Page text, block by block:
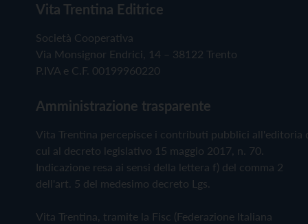
Vita Trentina Editrice
Società Cooperativa
Via Monsignor Endrici, 14 – 38122 Trento
P.IVA e C.F. 00199960220
Amministrazione trasparente
Vita Trentina percepisce i contributi pubblici all'editoria
cui al decreto legislativo 15 maggio 2017, n. 70.
Indicazione resa ai sensi della lettera f) del comma 2
dell'art. 5 del medesimo decreto Lgs.
Vita Trentina, tramite la Fisc (Federazione Italiana